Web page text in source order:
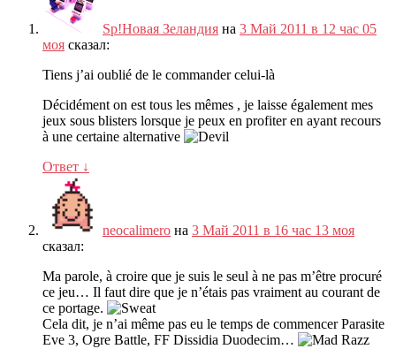
Sp!Новая Зеландия на 3 Май 2011 в 12 час 05
моя сказал:
Tiens j’ai oublié de le commander celui-là
Décidément on est tous les mêmes , je laisse également mes
jeux sous blisters lorsque je peux en profiter en ayant recours
à une certaine alternative
Ответ ↓
neocalimero на 3 Май 2011 в 16 час 13 моя
сказал:
Ma parole, à croire que je suis le seul à ne pas m’être procuré
ce jeu… Il faut dire que je n’étais pas vraiment au courant de
ce portage.
Cela dit, je n’ai même pas eu le temps de commencer Parasite
Eve 3, Ogre Battle, FF Dissidia Duodecim…